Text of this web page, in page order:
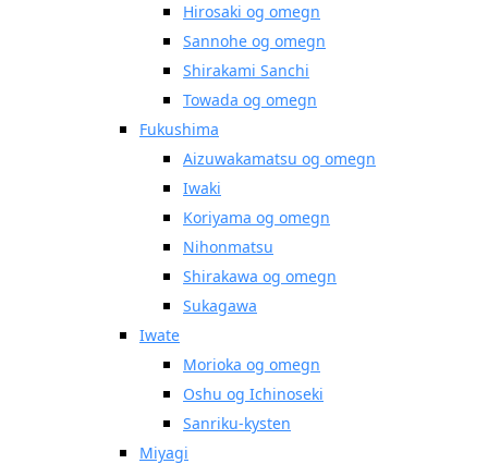
Hirosaki og omegn
Sannohe og omegn
Shirakami Sanchi
Towada og omegn
Fukushima
Aizuwakamatsu og omegn
Iwaki
Koriyama og omegn
Nihonmatsu
Shirakawa og omegn
Sukagawa
Iwate
Morioka og omegn
Oshu og Ichinoseki
Sanriku-kysten
Miyagi